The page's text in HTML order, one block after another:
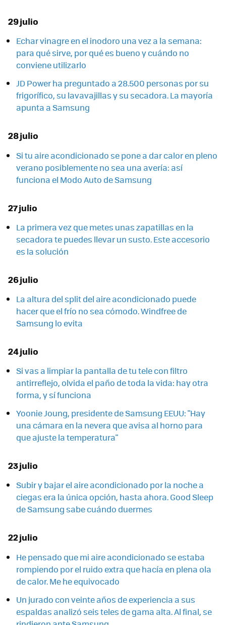
29 julio
Echar vinagre en el inodoro una vez a la semana:
para qué sirve, por qué es bueno y cuándo no
conviene utilizarlo
JD Power ha preguntado a 28.500 personas por su
frigorífico, su lavavajillas y su secadora. La mayoría
apunta a Samsung
28 julio
Si tu aire acondicionado se pone a dar calor en pleno
verano posiblemente no sea una avería: así
funciona el Modo Auto de Samsung
27 julio
La primera vez que metes unas zapatillas en la
secadora te puedes llevar un susto. Este accesorio
es la solución
26 julio
La altura del split del aire acondicionado puede
hacer que el frío no sea cómodo. Windfree de
Samsung lo evita
24 julio
Si vas a limpiar la pantalla de tu tele con filtro
antirreflejo, olvida el paño de toda la vida: hay otra
forma, y sí funciona
Yoonie Joung, presidente de Samsung EEUU: "Hay
una cámara en la nevera que avisa al horno para
que ajuste la temperatura"
23 julio
Subir y bajar el aire acondicionado por la noche a
ciegas era la única opción, hasta ahora. Good Sleep
de Samsung sabe cuándo duermes
22 julio
He pensado que mi aire acondicionado se estaba
rompiendo por el ruido extra que hacía en plena ola
de calor. Me he equivocado
Un jurado con veinte años de experiencia a sus
espaldas analizó seis teles de gama alta. Al final, se